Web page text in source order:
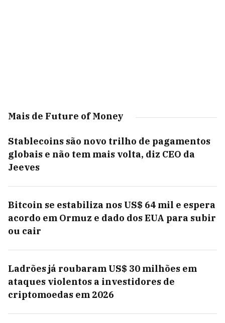
Mais de Future of Money
Stablecoins são novo trilho de pagamentos
globais e não tem mais volta, diz CEO da
Jeeves
Bitcoin se estabiliza nos US$ 64 mil e espera
acordo em Ormuz e dado dos EUA para subir
ou cair
Ladrões já roubaram US$ 30 milhões em
ataques violentos a investidores de
criptomoedas em 2026